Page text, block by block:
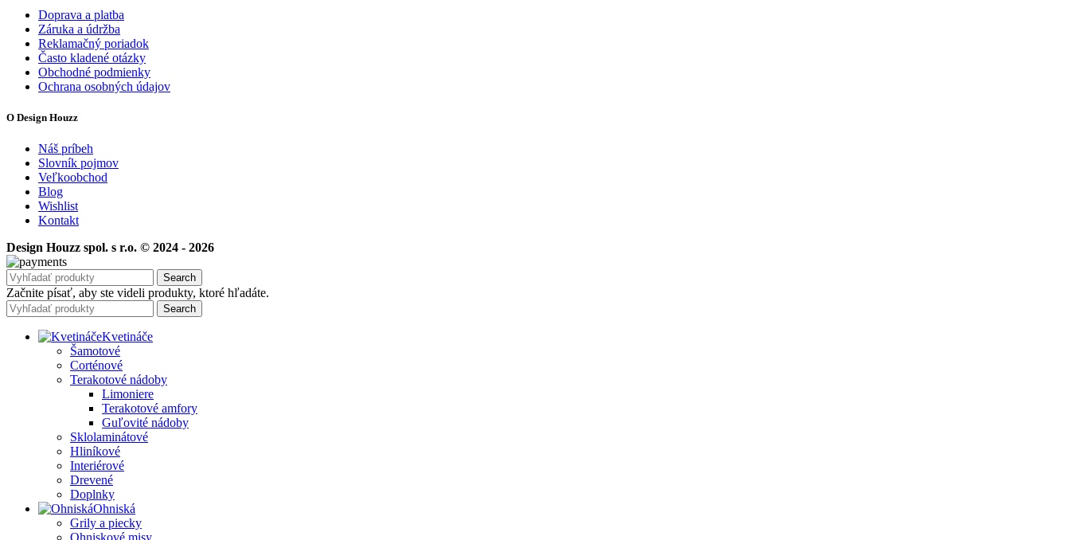
Doprava a platba
Záruka a údržba
Reklamačný poriadok
Často kladené otázky
Obchodné podmienky
Ochrana osobných údajov
O Design Houzz
Náš príbeh
Slovník pojmov
Veľkoobchod
Blog
Wishlist
Kontakt
Design Houzz spol. s r.o. © 2024 - 2026
Search
Začnite písať, aby ste videli produkty, ktoré hľadáte.
Search
Kvetináče
Šamotové
Corténové
Terakotové nádoby
Limoniere
Terakotové amfory
Guľovité nádoby
Sklolaminátové
Hliníkové
Interiérové
Drevené
Doplnky
Ohniská
Grily a piecky
Ohniskové misy